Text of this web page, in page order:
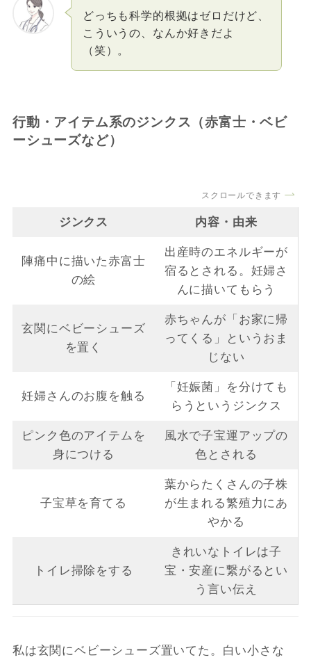
どっちも科学的根拠はゼロだけど、
こういうの、なんか好きだよ
（笑）。
行動・アイテム系のジンクス（赤富士・ベビ
ーシューズなど）
スクロールできます
ジンクス 内容・由来
陣痛中に描いた赤富士
の絵
出産時のエネルギーが
宿るとされる。妊婦さ
んに描いてもらう
玄関にベビーシューズ
を置く
赤ちゃんが「お家に帰
ってくる」というおま
じない
妊婦さんのお腹を触る
「妊娠菌」を分けても
らうというジンクス
ピンク色のアイテムを
身につける
風水で子宝運アップの
色とされる
子宝草を育てる
葉からたくさんの子株
が生まれる繁殖力にあ
やかる
トイレ掃除をする
きれいなトイレは子
宝・安産に繋がるとい
う言い伝え
私は玄関にベビーシューズ置いてた。白い小さな